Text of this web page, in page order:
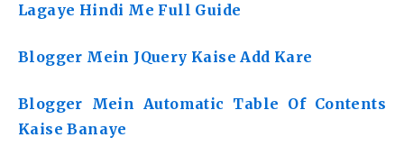
Lagaye Hindi Me Full Guide
Blogger Mein JQuery Kaise Add Kare
Blogger Mein Automatic Table Of Contents
Kaise Banaye